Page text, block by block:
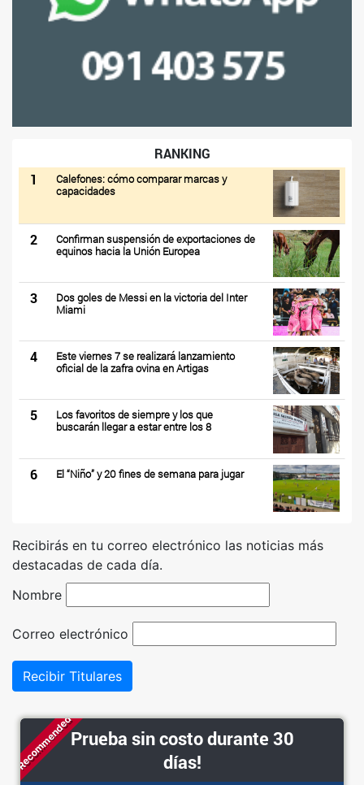
RANKING
1
Calefones: cómo comparar marcas y
capacidades
2
Confirman suspensión de exportaciones de
equinos hacia la Unión Europea
3
Dos goles de Messi en la victoria del Inter
Miami
4
Este viernes 7 se realizará lanzamiento
oficial de la zafra ovina en Artigas
5
Los favoritos de siempre y los que
buscarán llegar a estar entre los 8
6 El “Niño” y 20 fines de semana para jugar
Recibirás en tu correo electrónico las noticias más
destacadas de cada día.
Nombre
Correo electrónico
Recibir Titulares
RecommendedPrueba sin costo durante 30
días!